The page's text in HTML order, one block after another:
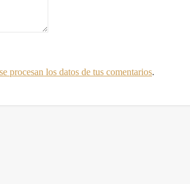
procesan los datos de tus comentarios.